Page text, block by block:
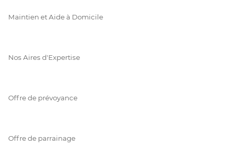
Maintien et Aide à Domicile
Nos Aires d'Expertise
Offre de prévoyance
Offre de parrainage